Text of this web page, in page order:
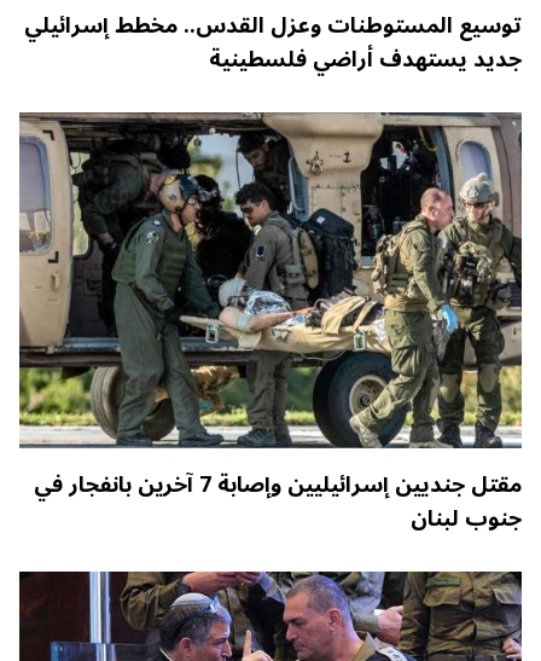
توسيع المستوطنات وعزل القدس.. مخطط إسرائيلي
جديد يستهدف أراضي فلسطينية
مقتل جنديين إسرائيليين وإصابة 7 آخرين بانفجار في
جنوب لبنان